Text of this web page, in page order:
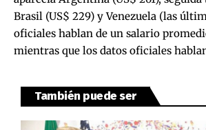
Brasil (US$ 229) y Venezuela (las
oficiales hablan de un salario
mientras que los datos oficiales
También puede ser